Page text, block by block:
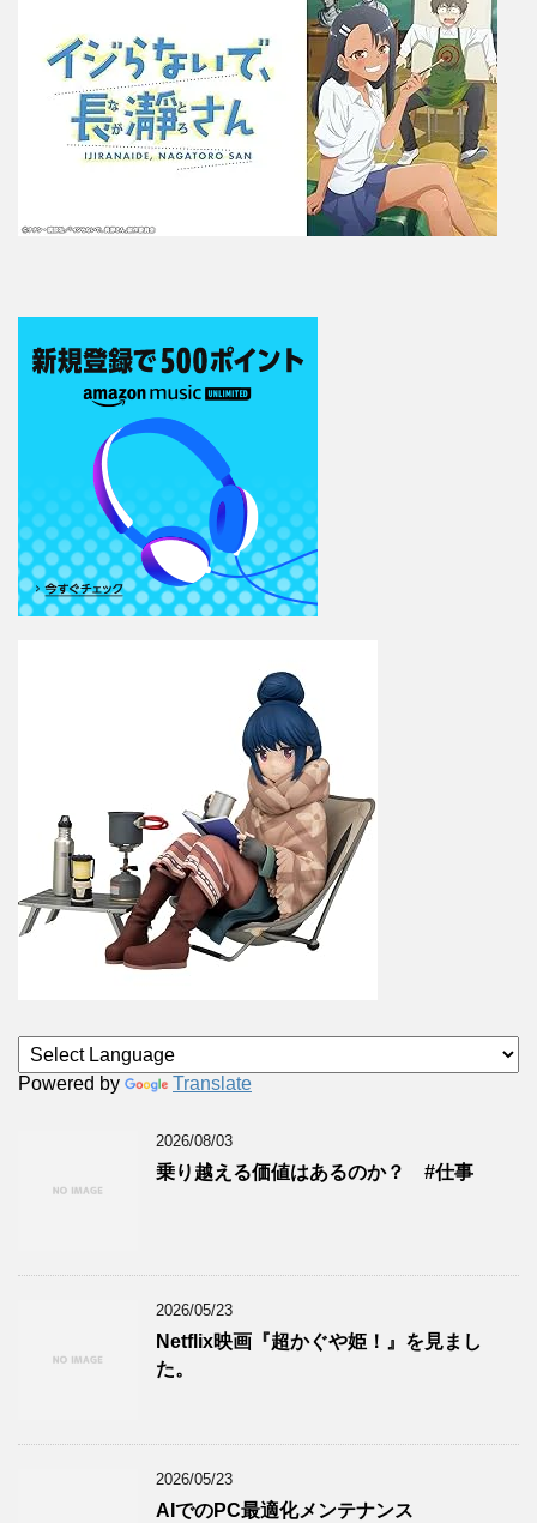
Powered by Translate
2026/08/03
乗り越える価値はあるのか？ #仕事
2026/05/23
Netflix映画『超かぐや姫！』を見まし
た。
2026/05/23
AIでのPC最適化メンテナンス